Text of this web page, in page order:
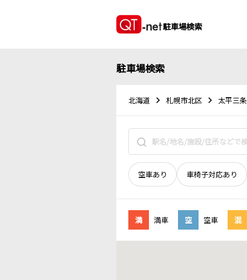
駐車場検索
駐車場検索
北海道 札幌市北区 太平三条
空車あり 車椅子対応あり
満 満車 空 空車 混